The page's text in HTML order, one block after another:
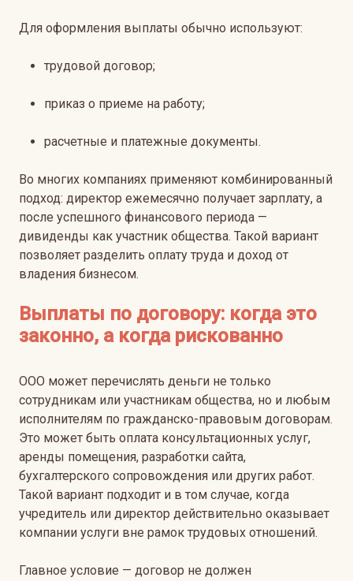
Для оформления выплаты обычно используют:
трудовой договор;
приказ о приеме на работу;
расчетные и платежные документы.
Во многих компаниях применяют комбинированный
подход: директор ежемесячно получает зарплату, а
после успешного финансового периода —
дивиденды как участник общества. Такой вариант
позволяет разделить оплату труда и доход от
владения бизнесом.
Выплаты по договору: когда это
законно, а когда рискованно
ООО может перечислять деньги не только
сотрудникам или участникам общества, но и любым
исполнителям по гражданско-правовым договорам.
Это может быть оплата консультационных услуг,
аренды помещения, разработки сайта,
бухгалтерского сопровождения или других работ.
Такой вариант подходит и в том случае, когда
учредитель или директор действительно оказывает
компании услуги вне рамок трудовых отношений.
Главное условие — договор не должен